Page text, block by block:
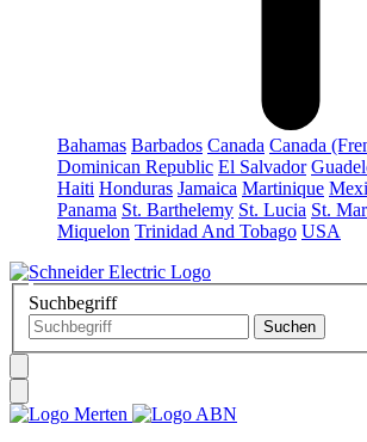
Bahamas Barbados Canada Canada
Dominican Republic El Salvador
Haiti Honduras Jamaica Martinique
Panama St. Barthelemy St. Lucia St.
Miquelon Trinidad And Tobago USA
Suchbegriff